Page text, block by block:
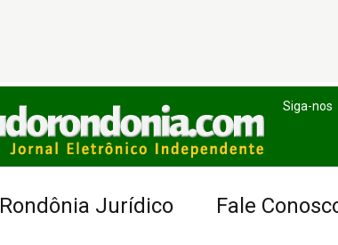
Siga-nos
Rondônia Jurídico Fale